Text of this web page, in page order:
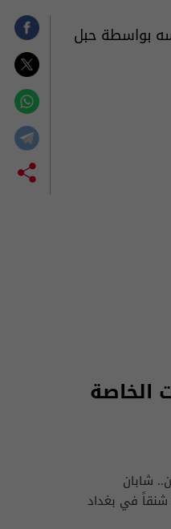
نفسه بواسطة حبل
الخاصة
شابان
شنقاً في بغداد